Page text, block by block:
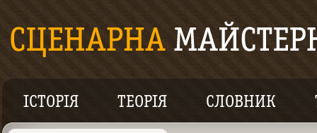
ІСТОРІЯ ТЕОРІЯ СЛОВНИК